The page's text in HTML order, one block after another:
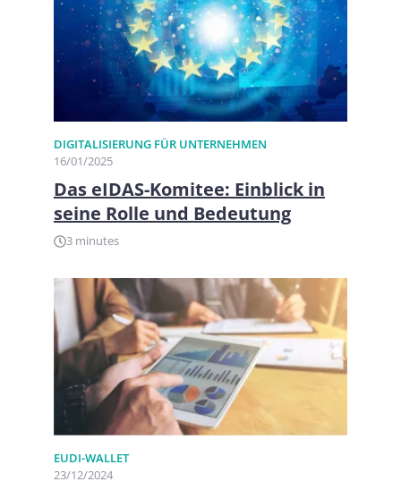
DIGITALISIERUNG FÜR UNTERNEHMEN​
16/01/2025
Das eIDAS-Komitee: Einblick in
seine Rolle und Bedeutung
3 minutes
EUDI-WALLET
23/12/2024